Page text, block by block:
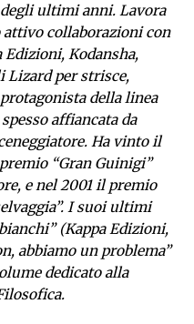
ultimi anni. Lavora
attivo collaborazioni con
Edizioni, Kodansha,
Lizard per strisce,
della linea
affiancata da
Ha vinto il
“Gran Guinigi”
e nel 2001 il premio
I suoi ultimi
(Kappa Edizioni,
abbiamo un problema”
dedicato alla